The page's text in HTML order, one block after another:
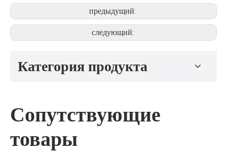
предыдущий:
следующий:
Категория продукта
Сопутствующие
товары